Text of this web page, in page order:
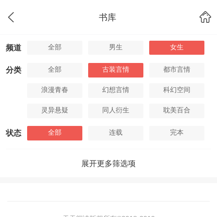
书库
频道 全部 男生 女生
分类 全部 古装言情 都市言情
浪漫青春 幻想言情 科幻空间
灵异悬疑 同人衍生 耽美百合
状态 全部 连载 完本
展开更多筛选项